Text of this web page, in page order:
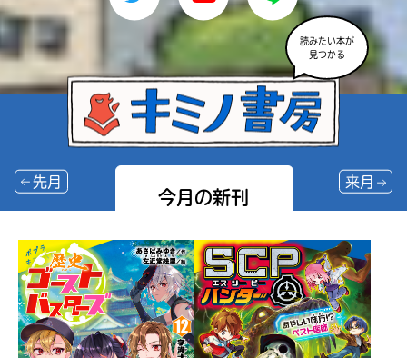
読みたい本が
見つかる
今月の新刊
先月 来月